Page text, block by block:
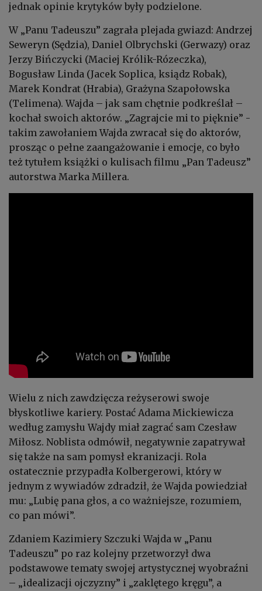
jednak opinie krytyków były podzielone.
W „Panu Tadeuszu” zagrała plejada gwiazd: Andrzej
Seweryn (Sędzia), Daniel Olbrychski (Gerwazy) oraz
Jerzy Bińczycki (Maciej Królik-Rózeczka),
Bogusław Linda (Jacek Soplica, ksiądz Robak),
Marek Kondrat (Hrabia), Grażyna Szapołowska
(Telimena). Wajda – jak sam chętnie podkreślał –
kochał swoich aktorów. „Zagrajcie mi to pięknie” -
takim zawołaniem Wajda zwracał się do aktorów,
prosząc o pełne zaangażowanie i emocje, co było
też tytułem książki o kulisach filmu „Pan Tadeusz”
autorstwa Marka Millera.
Wielu z nich zawdzięcza reżyserowi swoje
błyskotliwe kariery. Postać Adama Mickiewicza
według zamysłu Wajdy miał zagrać sam Czesław
Miłosz. Noblista odmówił, negatywnie zapatrywał
się także na sam pomysł ekranizacji. Rola
ostatecznie przypadła Kolbergerowi, który w
jednym z wywiadów zdradził, że Wajda powiedział
mu: „Lubię pana głos, a co ważniejsze, rozumiem,
co pan mówi”.
Zdaniem Kazimiery Szczuki Wajda w „Panu
Tadeuszu” po raz kolejny przetworzył dwa
podstawowe tematy swojej artystycznej wyobraźni
– „idealizacji ojczyzny” i „zaklętego kręgu”, a